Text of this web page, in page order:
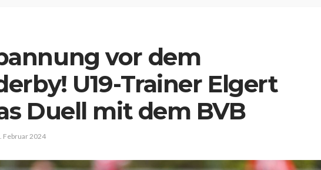
vor dem
U19-Trainer Elgert
Duell mit dem BVB
Februar 2024